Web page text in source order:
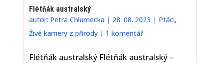
Flétňák australský
autor: Petra Chlumecka | 28. 08. 2023 | Ptáci,
Živé kamery z přírody | 1 komentář
Flétňák australský Flétňák australský –